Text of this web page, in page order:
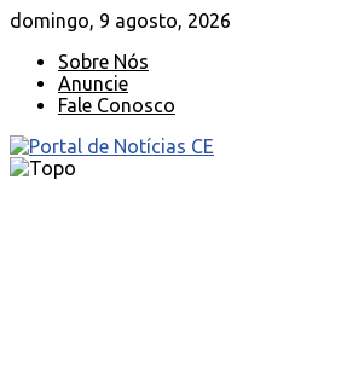
domingo, 9 agosto, 2026
Sobre Nós
Anuncie
Fale Conosco